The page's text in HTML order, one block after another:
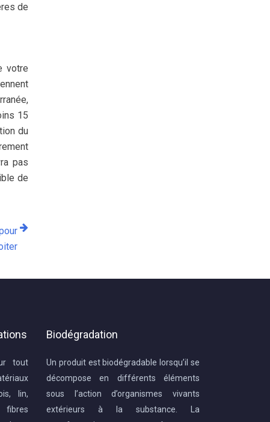
de
votre
15
du
pas
de
tout
lin,
Biodégradation
Un produit est biodégradable lorsqu’il se
décompose en différents éléments
sous l’action d’organismes vivants
extérieurs à la substance. La